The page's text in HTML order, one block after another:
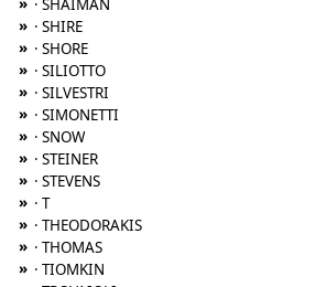
· SHAIMAN
» · SHIRE
» · SHORE
» · SILIOTTO
» · SILVESTRI
» · SIMONETTI
» · SNOW
» · STEINER
» · STEVENS
» · T
» · THEODORAKIS
» · THOMAS
» · TIOMKIN